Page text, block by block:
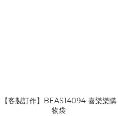
【客製訂作】BEAS14094-喜樂樂購
物袋